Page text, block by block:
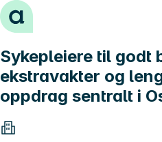
Hopp til innhold
Sykepleiere til godt
ekstravakter og
oppdrag sentralt i